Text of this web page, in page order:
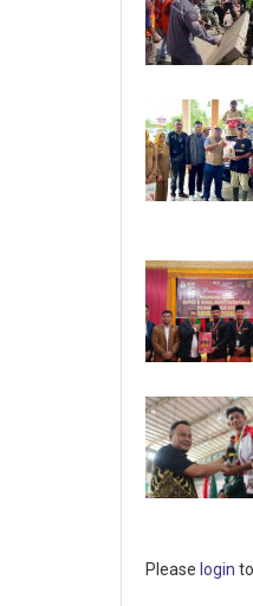
Please login